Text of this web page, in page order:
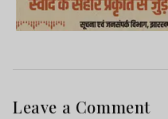
Leave a Comment